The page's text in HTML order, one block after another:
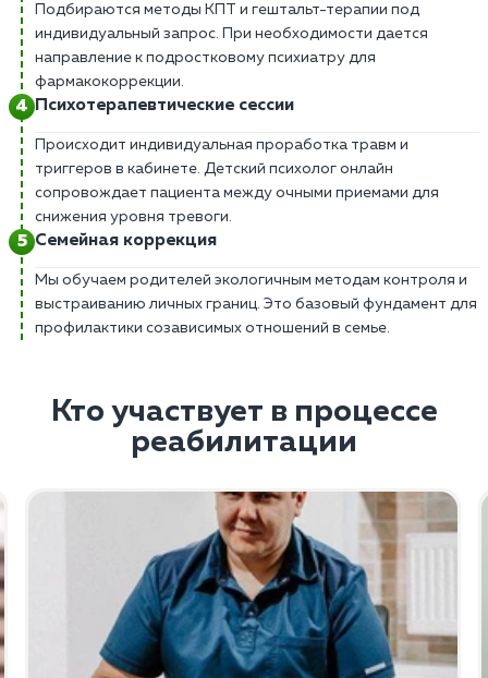
Подбираются методы КПТ и гештальт-терапии под
индивидуальный запрос. При необходимости дается
направление к подростковому психиатру для
фармакокоррекции.
Психотерапевтические сессии
Происходит индивидуальная проработка травм и
триггеров в кабинете. Детский психолог онлайн
сопровождает пациента между очными приемами для
снижения уровня тревоги.
Семейная коррекция
Мы обучаем родителей экологичным методам контроля и
выстраиванию личных границ. Это базовый фундамент для
профилактики созависимых отношений в семье.
Кто участвует в процессе
реабилитации